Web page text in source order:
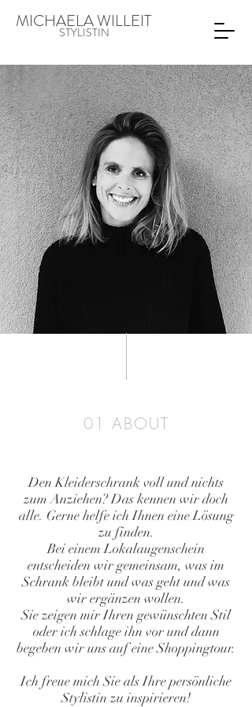
MICHAELA WILLEIT
STYLISTIN
01 ABOUT
Den Kleiderschrank voll und nichts
zum Anziehen? Das kennen wir doch
alle. Gerne helfe ich Ihnen eine Lösung
zu finden.
Bei einem Lokalaugenschein
entscheiden wir gemeinsam, was im
Schrank bleibt und was geht und was
wir ergänzen wollen.
Sie zeigen mir Ihren gewünschten Stil
oder ich schlage ihn vor und dann
begeben wir uns auf eine Shoppingtour.
Ich freue mich Sie als Ihre persönliche
Stylistin zu inspirieren!